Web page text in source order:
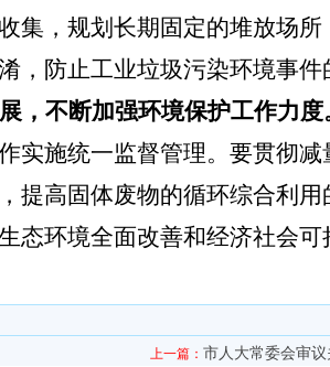
集，规划长期固定的堆放场
，防止工业垃圾污染环境事件
，不断加强环境保护工作力度
实施统一监督管理。要贯彻
提高固体废物的循环综合利
态环境全面改善和经济社会可
上一篇： 市人大常委会审